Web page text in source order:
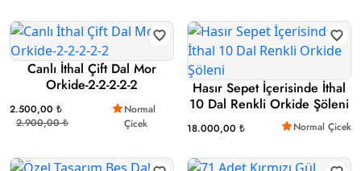
Canlı İthal Çift Dal Mor
Orkide-2-2-2-2-2
2.500,00 ₺
2.900,00 ₺
Normal
Çicek
Hasır Sepet İçerisinde İthal
10 Dal Renkli Orkide Şöleni
18.000,00 ₺ Normal Çicek